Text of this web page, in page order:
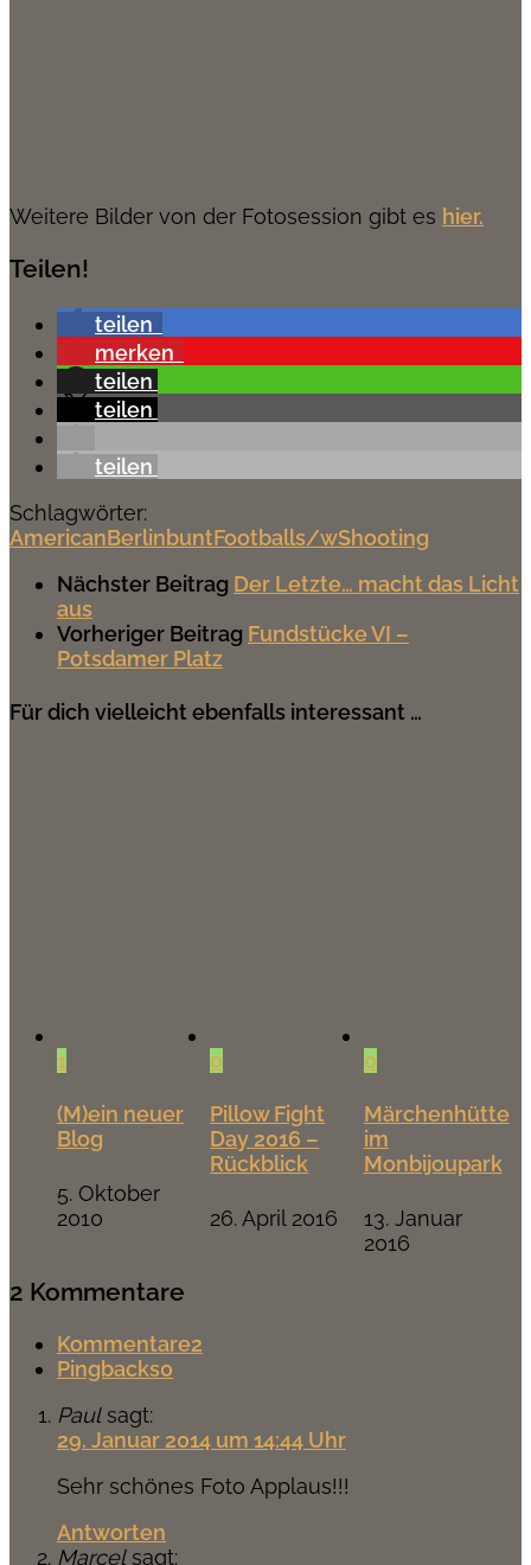
Weitere Bilder von der Fotosession gibt es hier.
Teilen!
teilen
merken
teilen
teilen
teilen
Schlagwörter:
AmericanBerlinbuntFootballs/wShooting
Nächster Beitrag Der Letzte… macht das Licht
aus
Vorheriger Beitrag Fundstücke VI –
Potsdamer Platz
Für dich vielleicht ebenfalls interessant …
1
(M)ein neuer
Blog
5. Oktober
2010
0
Pillow Fight
Day 2016 –
Rückblick
26. April 2016
0
Märchenhütte
im
Monbijoupark
13. Januar
2016
2 Kommentare
Kommentare2
Pingbacks0
Paul sagt:
29. Januar 2014 um 14:44 Uhr
Sehr schönes Foto Applaus!!!
Antworten
Marcel sagt: